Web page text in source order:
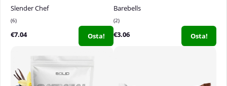
Slender Chef
6
€7.04 Osta!
Barebells
2
€3.06 Osta!